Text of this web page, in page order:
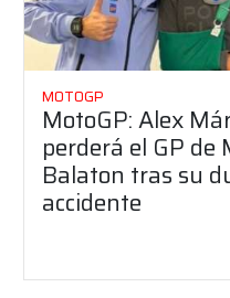
MOTOGP
MotoGP: Alex
perderá el GP de
Balaton tras su
accidente